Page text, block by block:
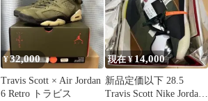
¥32,000
Travis Scott × Air Jordan
6 Retro トラビス
現在 ¥14,000
新品定価以下 28.5
Travis Scott Nike Jordan